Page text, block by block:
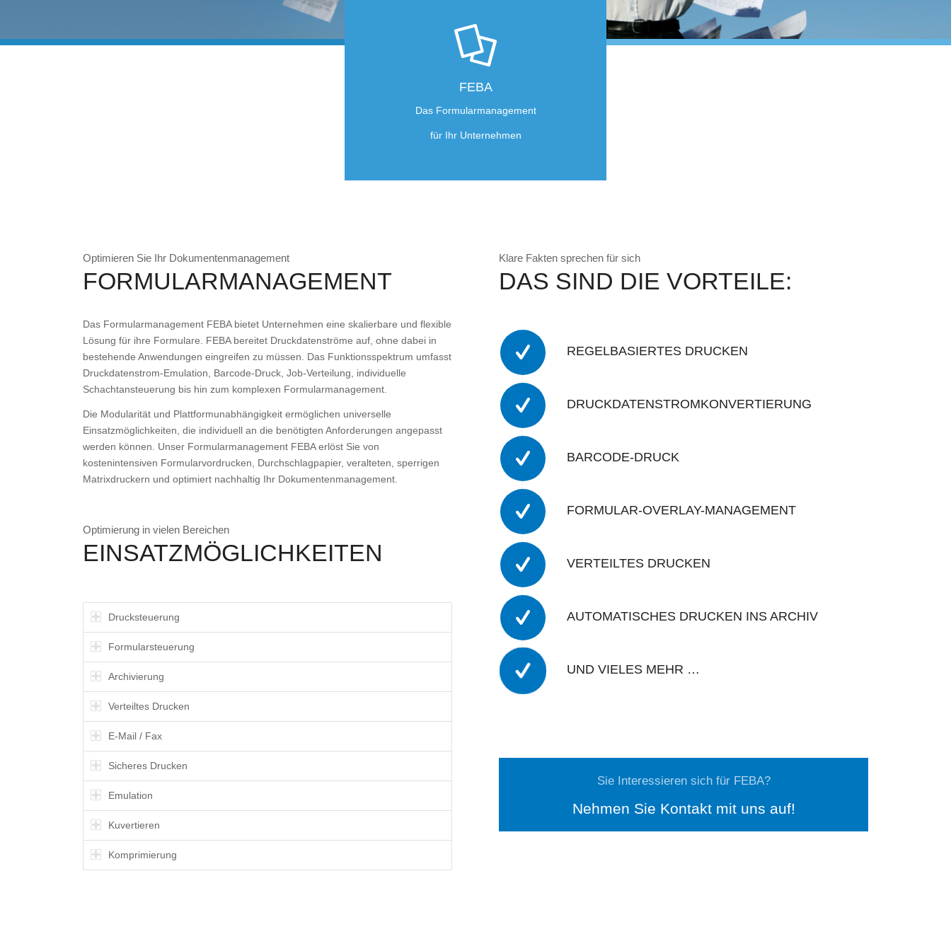
FEBA
Das Formularmanagement
für Ihr Unternehmen
Optimieren Sie Ihr Dokumentenmanagement
FORMULARMANAGEMENT
Das Formularmanagement FEBA bietet Unternehmen eine skalierbare und flexible
Lösung für ihre Formulare. FEBA bereitet Druckdatenströme auf, ohne dabei in
bestehende Anwendungen eingreifen zu müssen. Das Funktionsspektrum umfasst
Druckdatenstrom-Emulation, Barcode-Druck, Job-Verteilung, individuelle
Schachtansteuerung bis hin zum komplexen Formularmanagement.
Die Modularität und Plattformunabhängigkeit ermöglichen universelle
Einsatzmöglichkeiten, die individuell an die benötigten Anforderungen angepasst
werden können. Unser Formularmanagement FEBA erlöst Sie von
kostenintensiven Formularvordrucken, Durchschlagpapier, veralteten, sperrigen
Matrixdruckern und optimiert nachhaltig Ihr Dokumentenmanagement.
Optimierung in vielen Bereichen
EINSATZMÖGLICHKEITEN
Drucksteuerung
Formularsteuerung
Archivierung
Verteiltes Drucken
E-Mail / Fax
Sicheres Drucken
Emulation
Kuvertieren
Komprimierung
Klare Fakten sprechen für sich
DAS SIND DIE VORTEILE:
REGELBASIERTES DRUCKEN
DRUCKDATENSTROMKONVERTIERUNG
BARCODE-DRUCK
FORMULAR-OVERLAY-MANAGEMENT
VERTEILTES DRUCKEN
AUTOMATISCHES DRUCKEN INS ARCHIV
UND VIELES MEHR …
Sie Interessieren sich für FEBA?
Nehmen Sie Kontakt mit uns auf!